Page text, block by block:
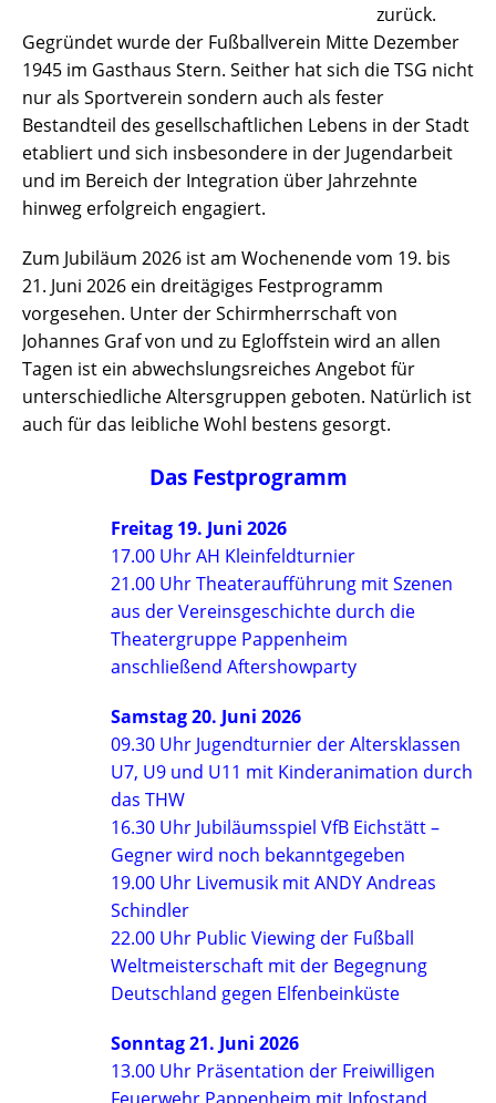
zurück.
Gegründet wurde der Fußballverein Mitte Dezember
1945 im Gasthaus Stern. Seither hat sich die TSG nicht
nur als Sportverein sondern auch als fester
Bestandteil des gesellschaftlichen Lebens in der Stadt
etabliert und sich insbesondere in der Jugendarbeit
und im Bereich der Integration über Jahrzehnte
hinweg erfolgreich engagiert.
Zum Jubiläum 2026 ist am Wochenende vom 19. bis
21. Juni 2026 ein dreitägiges Festprogramm
vorgesehen. Unter der Schirmherrschaft von
Johannes Graf von und zu Egloffstein wird an allen
Tagen ist ein abwechslungsreiches Angebot für
unterschiedliche Altersgruppen geboten. Natürlich ist
auch für das leibliche Wohl bestens gesorgt.
Das Festprogramm
Freitag 19. Juni 2026
17.00 Uhr AH Kleinfeldturnier
21.00 Uhr Theateraufführung mit Szenen
aus der Vereinsgeschichte durch die
Theatergruppe Pappenheim
anschließend Aftershowparty
Samstag 20. Juni 2026
09.30 Uhr Jugendturnier der Altersklassen
U7, U9 und U11 mit Kinderanimation durch
das THW
16.30 Uhr Jubiläumsspiel VfB Eichstätt –
Gegner wird noch bekanntgegeben
19.00 Uhr Livemusik mit ANDY Andreas
Schindler
22.00 Uhr Public Viewing der Fußball
Weltmeisterschaft mit der Begegnung
Deutschland gegen Elfenbeinküste
Sonntag 21. Juni 2026
13.00 Uhr Präsentation der Freiwilligen